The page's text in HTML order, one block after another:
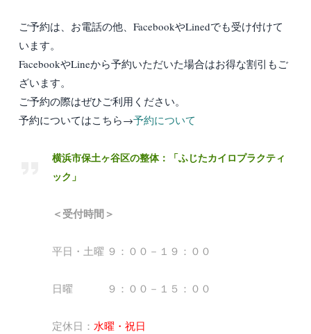
ご予約は、お電話の他、FacebookやLinedでも受け付けて
います。
FacebookやLineから予約いただいた場合はお得な割引もご
ざいます。
ご予約の際はぜひご利用ください。
予約についてはこちら→予約について
横浜市保土ヶ谷区の整体：「ふじたカイロプラクティ
ック」
＜受付時間＞
平日・土曜 ９：００－１９：００
日曜 ９：００－１５：００
定休日： 水曜・祝日